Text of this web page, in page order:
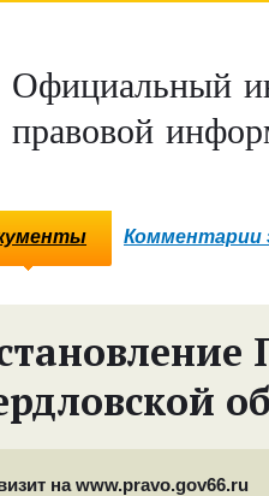
Официальный
правовой
Комментарии
на www.pravo.gov66.ru